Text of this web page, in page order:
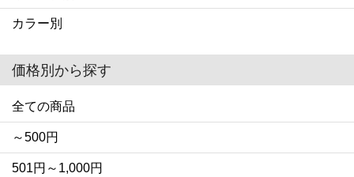
カラー別
価格別から探す
全ての商品
～500円
501円～1,000円